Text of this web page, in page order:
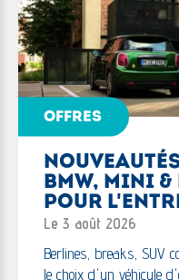
OFFRES
BMW, MINI &
POUR
Le 3 août 2026
Berlines, breaks, SUV
le choix d'un véhicule